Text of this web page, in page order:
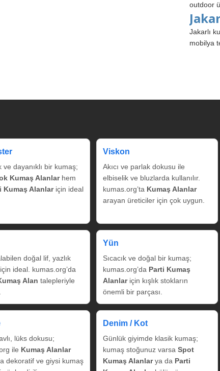
outdoor
Jakarlı
mobilya
ve dayanıklı bir kumaş;
Kumaş Alanlarhem
Kumaş Alanlariçin ideal
Viskon
Akıcı ve parlak dokusu ile
elbiselik ve bluzlarda kullanılır.
kumas.org’ta Kumaş Alanlar
arayan üreticiler için çok uygun.
doğal lif, yazlık
ideal. kumas.org’da
Alan talepleriyle
Yün
Sıcacık ve doğal bir kumaş;
kumas.org’da Parti Kumaş
Alanlariçin kışlık stokların
önemli bir parçası.
lüks dokusu;
ile Kumaş Alanlar
dekoratif ve giysi kumaş
Denim / Kot
Günlük giyimde klasik kumaş;
kumaş stoğunuz varsa Spot
Kumaş Alanlarya da Parti